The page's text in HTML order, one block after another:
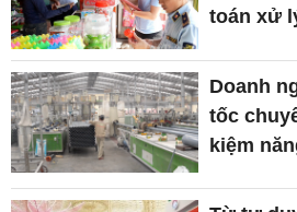
toán xử
Doanh
tốc
kiệm